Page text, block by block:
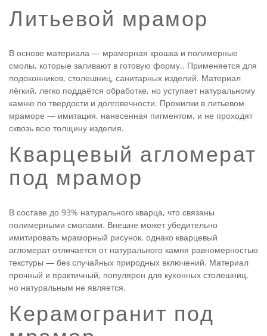
Литьевой мрамор
В основе материала — мраморная крошка и полимерные
смолы, которые заливают в готовую форму.. Применяется для
подоконников, столешниц, санитарных изделий. Материал
лёгкий, легко поддаётся обработке, но уступает натуральному
камню по твердости и долговечности. Прожилки в литьевом
мраморе — имитация, нанесенная пигментом, и не проходят
сквозь всю толщину изделия.
Кварцевый агломерат
под мрамор
В составе до 93% натурального кварца, что связаны
полимерными смолами. Внешне может убедительно
имитировать мраморный рисунок, однако кварцевый
агломерат отличается от натурального камня равномерностью
текстуры — без случайных природных включений. Материал
прочный и практичный, популярен для кухонных столешниц,
но натуральным не является.
Керамогранит под